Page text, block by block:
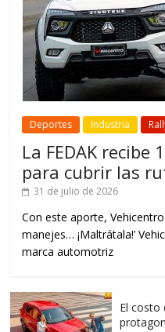
Deportes Industria
La FEDAK recibe
para cubrir las
31 de julio de 2026
Con este aporte,
manejes… ¡Maltrátala!’
marca automotriz
El costo